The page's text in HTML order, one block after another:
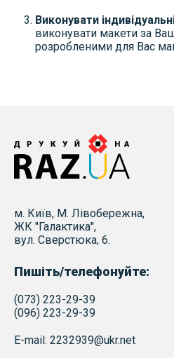
Виконувати
виконувати макети за
розробленими для Вас
м. Київ, М. Лівобережна,
ЖК "Галактика",
вул. Сверстюка, 6.
Пишіть/телефонуйте:
(073) 223-29-39
(096) 223-29-39
E-mail: 2232939@ukr.net